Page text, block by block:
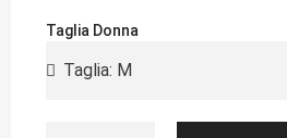
Taglia Donna